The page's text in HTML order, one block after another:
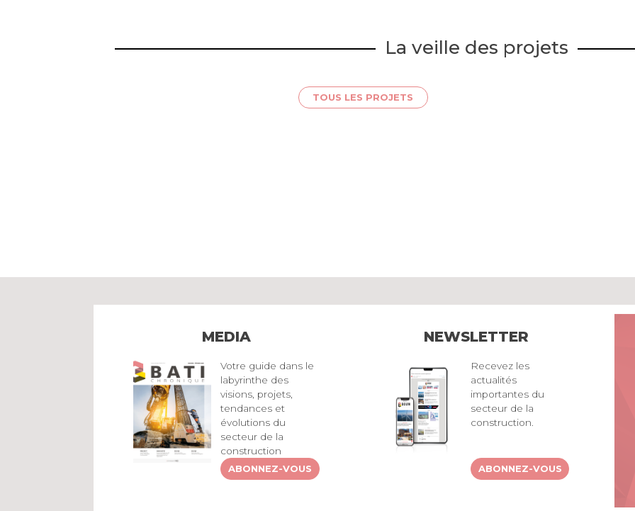
La veille des projets
TOUS LES PROJETS
MEDIA
Votre guide dans le
labyrinthe des
visions, projets,
tendances et
évolutions du
secteur de la
construction
ABONNEZ-VOUS
NEWSLETTER
Recevez les
actualités
importantes du
secteur de la
construction.
ABONNEZ-VOUS